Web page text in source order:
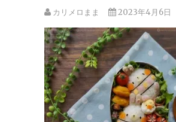
カリメロまま 2023年4月6日